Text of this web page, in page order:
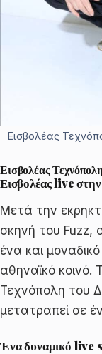
Εισβολέας
Εισβολέας
Εισβολέας live
Μετά την
σκηνή του Fuzz,
ένα και
αθηναϊκό κοινό.
Τεχνόπολη του
μετατραπεί σε
Ένα δυναμικό live